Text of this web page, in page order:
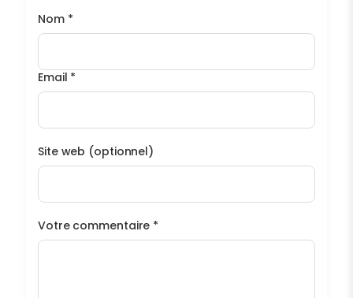
Nom *
Email *
Site web (optionnel)
Votre commentaire *